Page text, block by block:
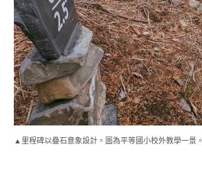
▲里程碑以疊石意象設計。圖為平等國小校外教學一景。